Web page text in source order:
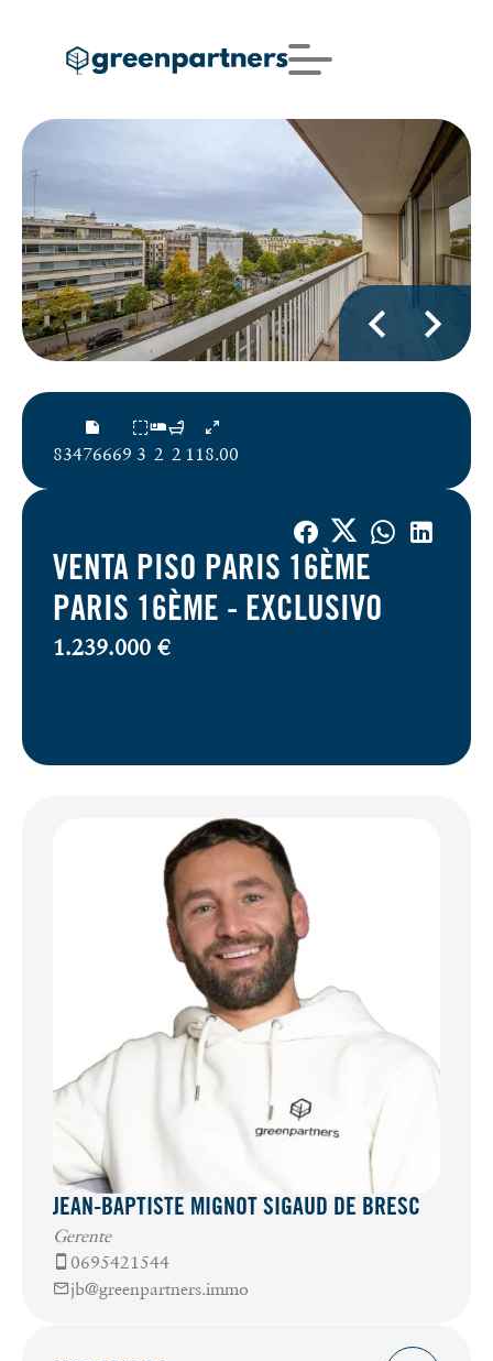
83476669 3 2 2 118.00
VENTA PISO PARIS 16ÈME
PARIS 16ÈME - EXCLUSIVO
1.239.000 €
JEAN-BAPTISTE MIGNOT SIGAUD DE BRESC
Gerente
0695421544
jb@greenpartners.immo